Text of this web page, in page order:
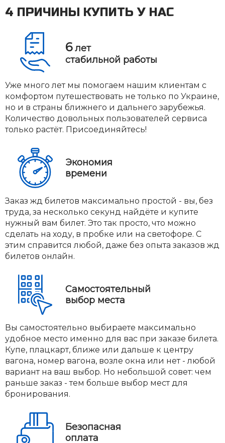
4 ПРИЧИНЫ КУПИТЬ У НАС
6лет
стабильной работы
Уже много лет мы помогаем нашим клиентам с
комфортом путешествовать не только по Украине,
но и в страны ближнего и дальнего зарубежья.
Количество довольных пользователей сервиса
только растёт. Присоединяйтесь!
Экономия
времени
Заказ жд билетов максимально простой - вы, без
труда, за несколько секунд найдёте и купите
нужный вам билет. Это так просто, что можно
сделать на ходу, в пробке или на светофоре. С
этим справится любой, даже без опыта заказов жд
билетов онлайн.
Самостоятельный
выбор места
Вы самостоятельно выбираете максимально
удобное место именно для вас при заказе билета.
Купе, плацкарт, ближе или дальше к центру
вагона, номер вагона, возле окна или нет - любой
вариант на ваш выбор. Но небольшой совет: чем
раньше заказ - тем больше выбор мест для
бронирования.
Безопасная
оплата